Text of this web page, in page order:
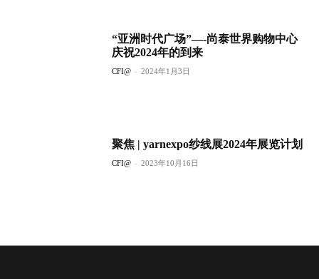
“亚洲时代广场”—-尚泰世界购物中心
庆祝2024年的到来
CFI@ - 2024年1月3日
聚焦 | yarnexpo纱线展2024年展览计划
CFI@ - 2023年10月16日